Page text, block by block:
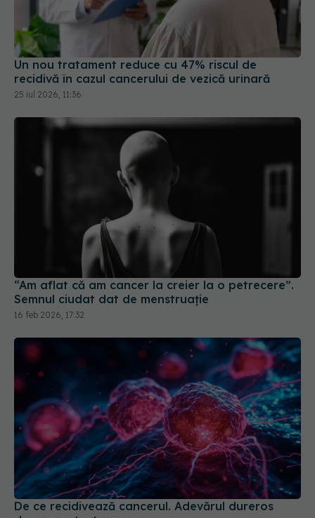
Un nou tratament reduce cu 47% riscul de
recidivă în cazul cancerului de vezică urinară
25 iul 2026, 11:36
“Am aflat că am cancer la creier la o petrecere”.
Semnul ciudat dat de menstruație
16 feb 2026, 17:32
De ce recidivează cancerul. Adevărul dureros
despre metastaze
11 iul 2026, 15:41